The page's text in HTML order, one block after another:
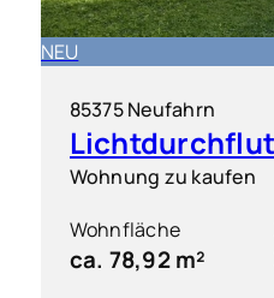
NEU
85375 Neufahrn
Wohnung zu kaufen
Wohnfläche
ca. 78,92 m²